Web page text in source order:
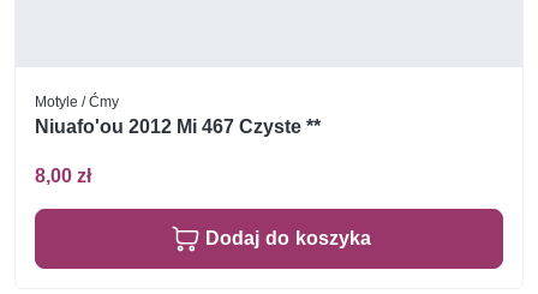
Motyle / Ćmy
Niuafo'ou 2012 Mi 467 Czyste **
8,00 zł
Dodaj do koszyka